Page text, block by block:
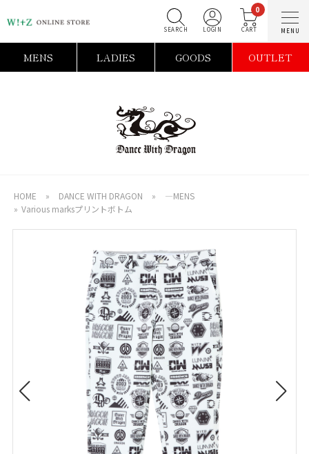
0
MENS LADIES GOODS OUTLET
HOME » DANCE WITH DRAGON »
―MENS
» Various marksプリントボトム